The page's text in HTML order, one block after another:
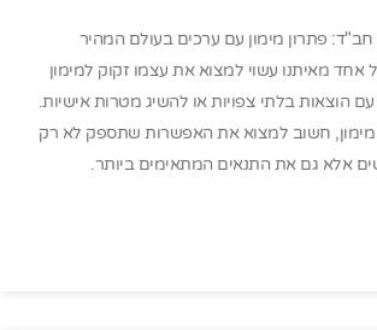
פתרון מימון עם ערכים בעולם המהיר
אחד מאיתנו עשוי למצוא את עצמו זקוק למימון
הוצאות בלתי צפויות או להשיג מטרות אישיות.
מימון, חשוב למצוא את האפשרות שתספק לא רק
אלא גם את התנאים המתאימים ביותר.